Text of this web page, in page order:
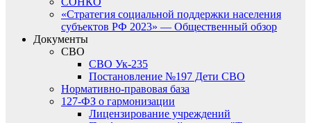
«Стратегия социальной поддержки населения
субъектов РФ 2023» — Общественный обзор
Документы
СВО
СВО Ук-235
Постановление №197 Дети СВО
Нормативно-правовая база
127-ФЗ о гармонизации
Лицензирование учреждений